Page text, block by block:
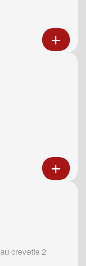
crevette 2